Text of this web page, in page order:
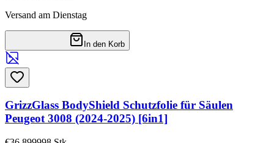
Versand am Dienstag
In den Korb
GrizzGlass BodyShield Schutzfolie für Säulen
Peugeot 3008 (2024-2025) [6in1]